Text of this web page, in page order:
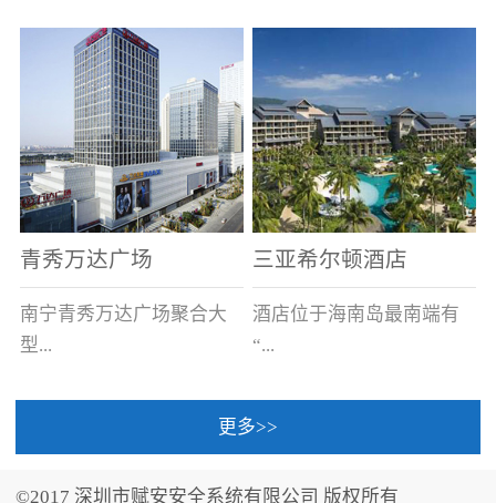
青秀万达广场
南宁青秀万达广场聚合大
型...
三亚希尔顿酒店
酒店位于海南岛最南端有
“...
中国的海岛天堂”之美称的
更多>>
©2017 深圳市赋安安全系统有限公司 版权所有